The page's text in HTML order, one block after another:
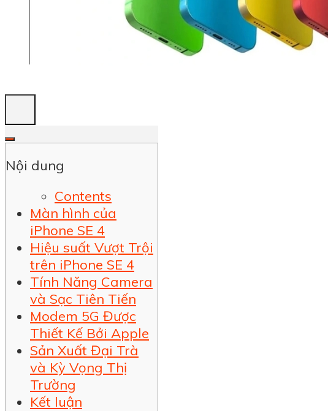
Nội dung
Contents
Màn hình của
iPhone SE 4
Hiệu suất Vượt Trội
trên iPhone SE 4
Tính Năng Camera
và Sạc Tiên Tiến
Modem 5G Được
Thiết Kế Bởi Apple
Sản Xuất Đại Trà
và Kỳ Vọng Thị
Trường
Kết luận